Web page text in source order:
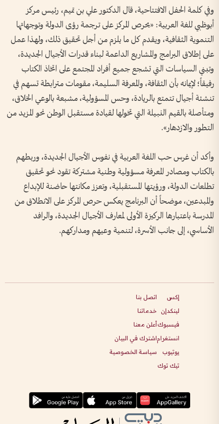
وفي كلمة الحفل الافتتاحية، قال الدكتور علي بن تميم، رئيس مركز
أبوظبي للغة العربية: «يحرص المركز على ترجمة رؤى الدولة وتوجهاتها
التنموية الثقافية، ويقدم كل ما يلزم من أجل تحقيق ذلك، ولهذا عمل
على إطلاق البرامج والمشاريع الداعمة لبناء قدرات الأجيال الجديدة،
وتبني السياسات التي تشجع جميع أفراد المجتمع على اتخاذ الكتاب
رفيقاً؛ لإيمانه بأن الثقافة، والمعرفة السليمة، مقومات مترابطة تسهم في
تنشئة أجيال تتمتع بالريادة، وحس المسؤولية، مشبعة بالوعي الخلاق،
ومتأصلة بالقيم النبيلة التي تخولها لقيادة مستقبل الوطن نحو المزيد من
التطور والازدهار».
وأكد أن غرس حب اللغة العربية في نفوس الأجيال الجديدة، وربطهم
بالكتاب ومصادر المعرفة مسؤولية وطنية مشتركة تقود نحو تحقيق
تطلعات الدولة، ورؤيتها المستقبلية، وتعزز مكانتها حاضنة للإبداع
والمبدعين، موضحاً أن البرنامج يعكس حرص المركز على الانطلاق من
المدرسة باعتبارها الركيزة الأولى لمعارف الأجيال الجديدة، والرافد
الأساسي، إلى جانب الأسرة، لتنمية وعيهم ومداركهم.
إكس
لينكدإن
فيسبوك
انستغرام
يوتيوب
تيك توك
اتصل بنا
خدماتنا
أعلن معنا
اشترك في البيان
سياسة الخصوصية